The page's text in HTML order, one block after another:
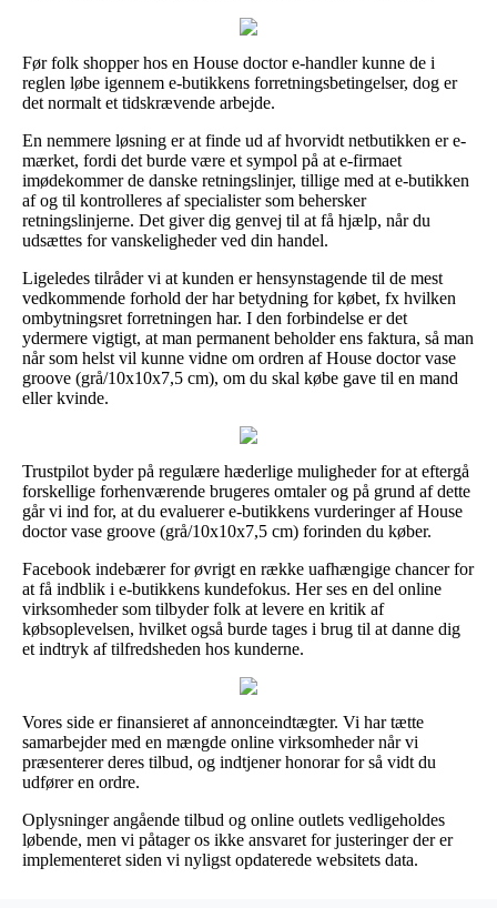
Før folk shopper hos en House doctor e-handler kunne de i
reglen løbe igennem e-butikkens forretningsbetingelser, dog er
det normalt et tidskrævende arbejde.
En nemmere løsning er at finde ud af hvorvidt netbutikken er e-
mærket, fordi det burde være et sympol på at e-firmaet
imødekommer de danske retningslinjer, tillige med at e-butikken
af og til kontrolleres af specialister som behersker
retningslinjerne. Det giver dig genvej til at få hjælp, når du
udsættes for vanskeligheder ved din handel.
Ligeledes tilråder vi at kunden er hensynstagende til de mest
vedkommende forhold der har betydning for købet, fx hvilken
ombytningsret forretningen har. I den forbindelse er det
ydermere vigtigt, at man permanent beholder ens faktura, så man
når som helst vil kunne vidne om ordren af House doctor vase
groove (grå/10x10x7,5 cm), om du skal købe gave til en mand
eller kvinde.
Trustpilot byder på regulære hæderlige muligheder for at eftergå
forskellige forhenværende brugeres omtaler og på grund af dette
går vi ind for, at du evaluerer e-butikkens vurderinger af House
doctor vase groove (grå/10x10x7,5 cm) forinden du køber.
Facebook indebærer for øvrigt en række uafhængige chancer for
at få indblik i e-butikkens kundefokus. Her ses en del online
virksomheder som tilbyder folk at levere en kritik af
købsoplevelsen, hvilket også burde tages i brug til at danne dig
et indtryk af tilfredsheden hos kunderne.
Vores side er finansieret af annonceindtægter. Vi har tætte
samarbejder med en mængde online virksomheder når vi
præsenterer deres tilbud, og indtjener honorar for så vidt du
udfører en ordre.
Oplysninger angående tilbud og online outlets vedligeholdes
løbende, men vi påtager os ikke ansvaret for justeringer der er
implementeret siden vi nyligst opdaterede websitets data.